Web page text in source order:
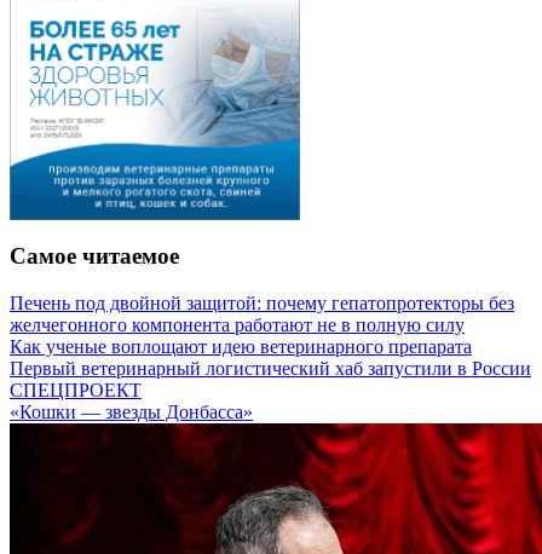
Самое читаемое
Печень под двойной защитой: почему гепатопротекторы без
желчегонного компонента работают не в полную силу
Как ученые воплощают идею ветеринарного препарата
Первый ветеринарный логистический хаб запустили в России
СПЕЦПРОЕКТ
«Кошки — звезды Донбасса»